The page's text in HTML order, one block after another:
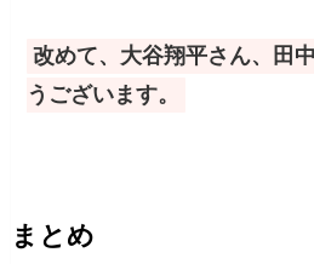
改めて、大谷翔平さん、田
うございます。
まとめ